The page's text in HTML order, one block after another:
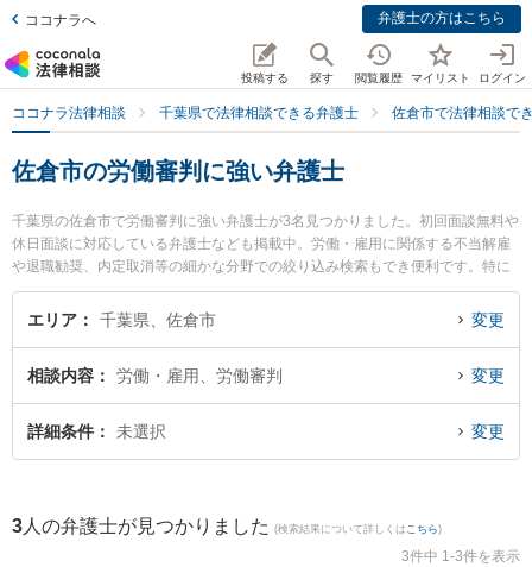
ココナラへ 弁護士の方はこちら
投稿する 探す 閲覧履歴 マイリスト ログイン
ココナラ法律相談 千葉県で法律相談できる弁護士 佐倉市で法律相談で
佐倉市の労働審判に強い弁護士
千葉県の佐倉市で労働審判に強い弁護士が3名見つかりました。初回面談無料や
休日面談に対応している弁護士なども掲載中。労働・雇用に関係する不当解雇
や退職勧奨、内定取消等の細かな分野での絞り込み検索もでき便利です。特に
とげぬき法律事務所の寺岡 拓也弁護士や中村・柴田法律事務所の柴田 亮太弁護
士、うすい総合法律事務所の小林 友明弁護士のプロフィール情報や弁護士費
豊富な近くの弁護士を検索したい』『初回相談無料で労働審判を法律相談でき
る佐倉市内の弁護士に相談予約したい』などでお困りの相談者さんにおすすめ
です。
エリア 千葉県、佐倉市 変更
相談内容 労働・雇用、労働審判 変更
詳細条件 未選択 変更
3 人の弁護士が見つかりました (検索結果について詳しくは こちら)
3件中 1-3件を表示